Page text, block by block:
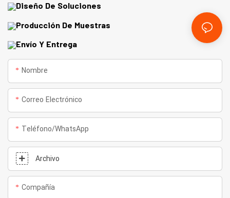
Diseño De Soluciones
Producción De Muestras
Envío Y Entrega
Nombre
Correo Electrónico
Teléfono/WhatsApp
Archivo
Compañía